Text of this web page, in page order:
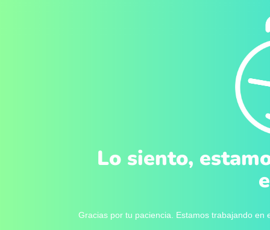
Lo siento,
Gracias por tu paciencia. Estamos trabajando en